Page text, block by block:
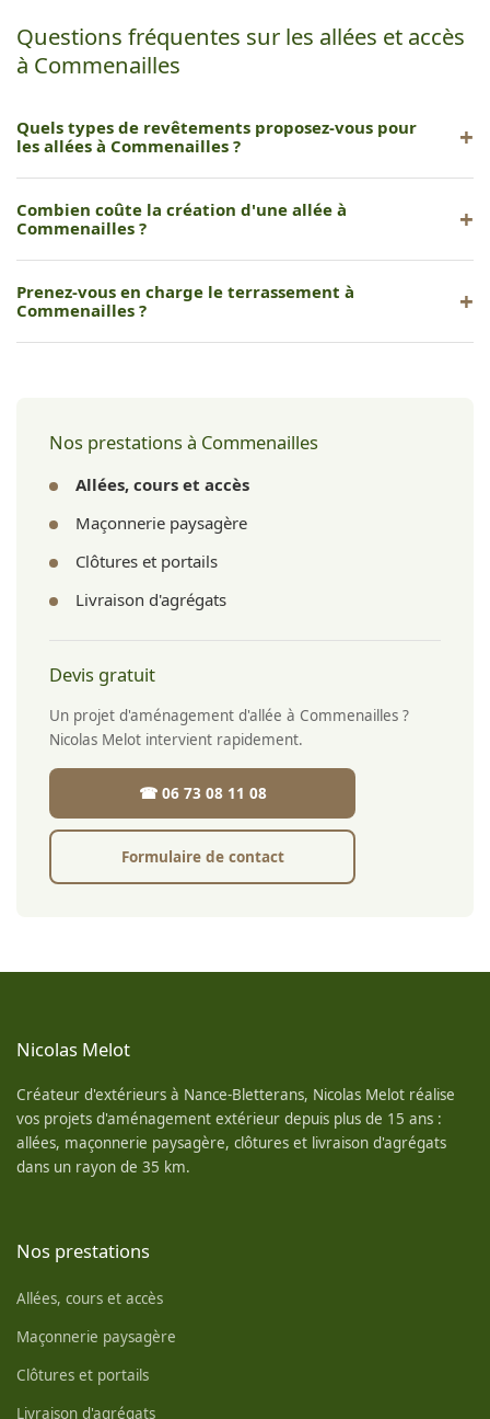
Questions fréquentes sur les allées et accès
à Commenailles
Quels types de revêtements proposez-vous pour
les allées à Commenailles ?
enrobé et dalles en pierre naturelle.
Combien coûte la création d'une allée à
Commenailles ?
réalisons un devis gratuit après étude sur place.
Prenez-vous en charge le terrassement à
Commenailles ?
Nos prestations à Commenailles
Allées, cours et accès
Maçonnerie paysagère
Clôtures et portails
Livraison d'agrégats
Devis gratuit
Un projet d'aménagement d'allée à Commenailles ?
Nicolas Melot intervient rapidement.
☎ 06 73 08 11 08
Formulaire de contact
Nicolas Melot
Créateur d'extérieurs à Nance-Bletterans, Nicolas Melot réalise
vos projets d'aménagement extérieur depuis plus de 15 ans :
allées, maçonnerie paysagère, clôtures et livraison d'agrégats
dans un rayon de 35 km.
Nos prestations
Allées, cours et accès
Maçonnerie paysagère
Clôtures et portails
Livraison d'agrégats